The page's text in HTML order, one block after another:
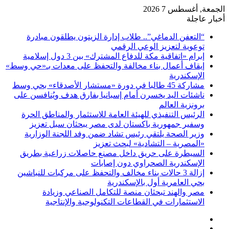
الجمعة, أغسطس 7 2026
أخبار عاجلة
“التعفن الدماغي”.. طلاب إدارة الزيتون يطلقون مبادرة
توعوية لتعزيز الوعي الرقمي
إبرام «اتفاقية مكة للدفاع المشترك» بين 3 دول إسلامية
إيقاف أعمال بناء مخالفة والتحفظ على معدات بـ«حي وسط»
الإسكندرية
مشاركة 45 طالبا في دورة «مستشار الأصدقاء» بحي وسط
ناشئات اليد يخسرن أمام إسبانيا بفارق هدف ويُنافسن على
برونزية العالم
الرئيس التنفيذي للهيئة العامة للاستثمار والمناطق الحرة
وسفير جمهورية باكستان لدى مصر يبحثان سبل تعزيز
وزير الصحة يلتقي رئيس تشاد ضمن وفد اللجنة الوزارية
«المصرية – التشادية» لبحث تعزيز
السيطرة على حريق داخل مصنع حاصلات زراعية بطريق
الإسكندرية الصحراوي دون إصابات
إزالة 3 حالات بناء مخالف والتحفظ على مركبات للنباشين
بحي العامرية أول بالإسكندرية
مصر والهند تبحثان منصة للتكامل الصناعي وزيادة
الاستثمارات في القطاعات التكنولوجية والإنتاجية